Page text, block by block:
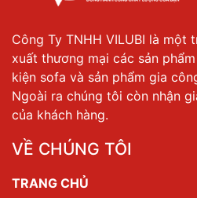
Công Ty TNHH VILUBI là một
xuất thương mại các sản
kiện sofa và sản phẩm gia
Ngoài ra chúng tôi còn nhận
của khách hàng.
VỀ CHÚNG TÔI
TRANG CHỦ